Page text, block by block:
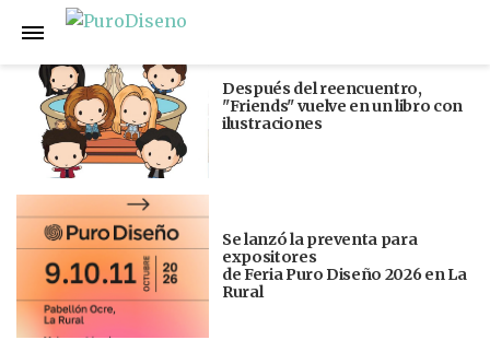
Anterior
Después del reencuentro,
"Friends" vuelve en un libro con
ilustraciones
Se lanzó la preventa para
expositores
de Feria Puro Diseño 2026 en La
Rural
Siguiente